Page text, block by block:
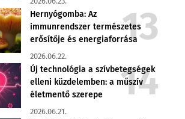
Hernyógomba: Az
immunrendszer természetes
erősítője és energiaforrása
2026.06.22.
Új technológia a szívbetegségek
elleni küzdelemben: a műszív
életmentő szerepe
2026.06.21.